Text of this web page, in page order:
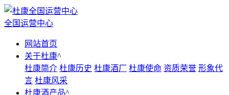
全国运营中心
网站首页
关于杜康^
杜康简介 杜康历史 杜康酒厂 杜康使命 资质荣誉 形象代
言 杜康风采
杜康酒产品^